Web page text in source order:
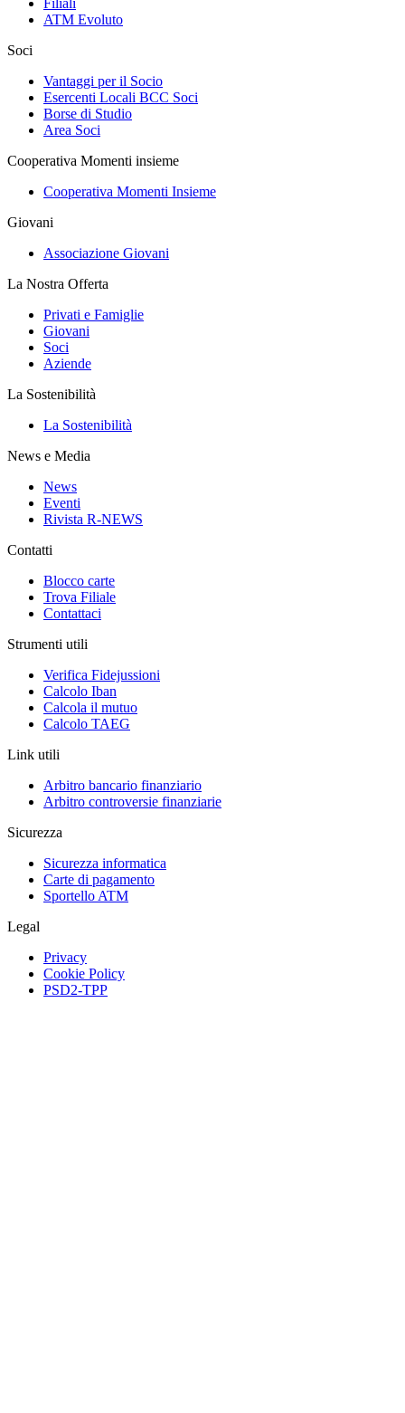
ATM Evoluto
Soci
Vantaggi per il Socio
Esercenti Locali BCC Soci
Borse di Studio
Area Soci
Cooperativa Momenti insieme
Cooperativa Momenti Insieme
Giovani
Associazione Giovani
La Nostra Offerta
Privati e Famiglie
Giovani
Soci
Aziende
La Sostenibilità
La Sostenibilità
News e Media
News
Eventi
Rivista R-NEWS
Contatti
Blocco carte
Trova Filiale
Contattaci
Strumenti utili
Verifica Fidejussioni
Calcolo Iban
Calcola il mutuo
Calcolo TAEG
Link utili
Arbitro bancario finanziario
Arbitro controversie finanziarie
Sicurezza
Sicurezza informatica
Carte di pagamento
Sportello ATM
Legal
Privacy
Cookie Policy
PSD2-TPP